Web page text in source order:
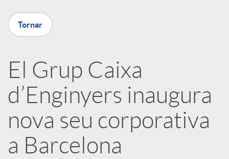
X
r
x
e
Tornar
El Grup Caixa
d’Enginyers inaugura
nova seu corporativa
a Barcelona